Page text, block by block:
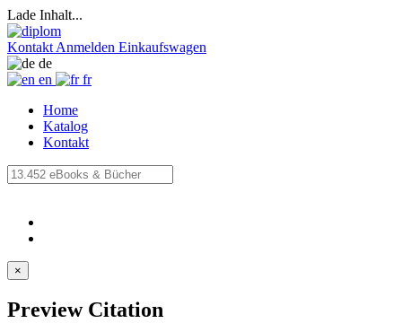
Lade Inhalt...
Kontakt Anmelden Einkaufswagen
de
en
fr
Home
Katalog
Kontakt
×
Preview Citation